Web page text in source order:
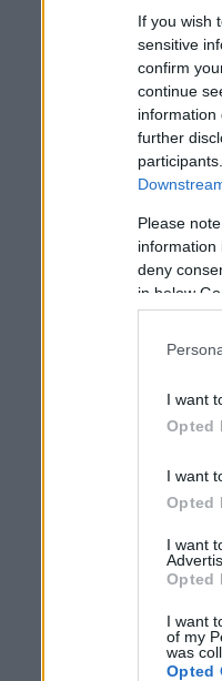
If you wish
sensitive
confirm
continue
information
further
Please
information
deny
in below
I want
Opted
I want
Opted
I want
Opted
I want
of my
was
Opted